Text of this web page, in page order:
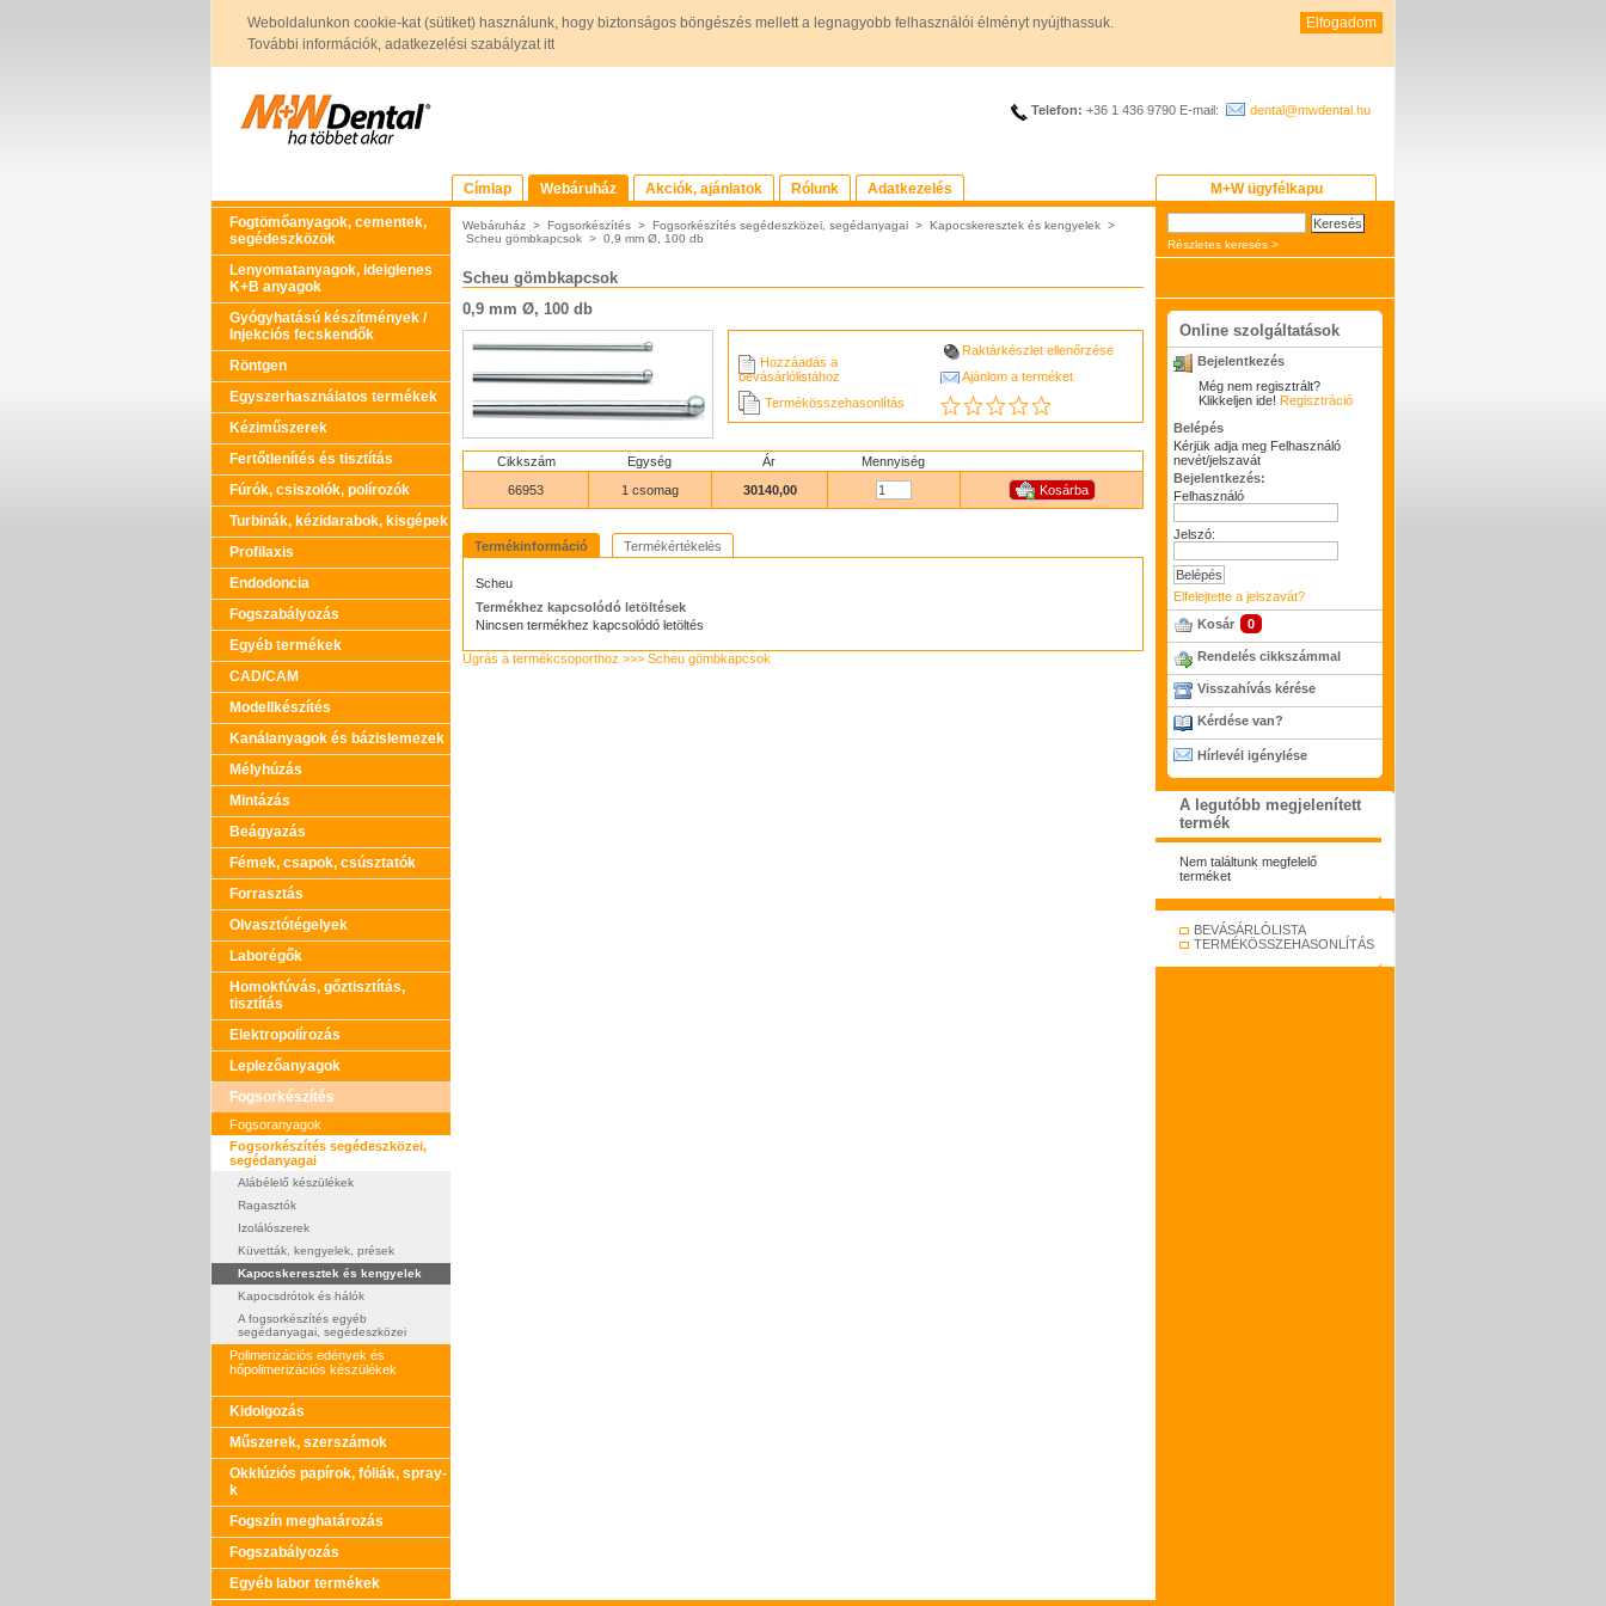
Weboldalunkon cookie-kat (sütiket) használunk, hogy biztonságos böngészés mellett a legnagyobb felhasználói élményt nyújthassuk.
További információk, adatkezelési szabályzat itt
Elfogadom
Telefon: +36 1 436 9790 E-mail: dental@mwdental.hu
Címlap Webáruház Akciók, ajánlatok Rólunk Adatkezelés
M+W ügyfélkapu
Fogtömőanyagok, cementek,
segédeszközök
Lenyomatanyagok, ideiglenes
K+B anyagok
Gyógyhatású készítmények /
Injekciós fecskendők
Röntgen
Egyszerhasználatos termékek
Kéziműszerek
Fertőtlenítés és tisztítás
Fúrók, csiszolók, polírozók
Turbinák, kézidarabok, kisgépek
Profilaxis
Endodoncia
Fogszabályozás
Egyéb termékek
CAD/CAM
Modellkészítés
Kanálanyagok és bázislemezek
Mélyhúzás
Mintázás
Beágyazás
Fémek, csapok, csúsztatók
Forrasztás
Olvasztótégelyek
Laborégők
Homokfúvás, gőztisztítás,
tisztítás
Elektropolírozás
Leplezőanyagok
Fogsorkészítés
Fogsoranyagok
Fogsorkészítés segédeszközei,
segédanyagai
Alábélelő készülékek
Ragasztók
Izolálószerek
Küvetták, kengyelek, prések
Kapocskeresztek és kengyelek
Kapocsdrótok és hálók
A fogsorkészítés egyéb
segédanyagai, segédeszközei
Polimerizációs edények és
hőpolimerizációs készülékek
Kidolgozás
Műszerek, szerszámok
Okklúziós papírok, fóliák, spray-
k
Fogszín meghatározás
Fogszabályozás
Egyéb labor termékek
Webáruház > Fogsorkészítés > Fogsorkészítés segédeszközei, segédanyagai > Kapocskeresztek és kengyelek >
Scheu gömbkapcsok > 0,9 mm Ø, 100 db
Scheu gömbkapcsok
0,9 mm Ø, 100 db
Hozzáadás a
bevásárlólistához
Termékösszehasonlítás
Raktárkészlet ellenőrzése
Ajánlom a terméket
Cikkszám Egység Ár
Mennyiség
66953
1 csomag 30140,00
Termékinformáció Termékértékelés
Scheu
Termékhez kapcsolódó letöltések
Nincsen termékhez kapcsolódó letöltés
Ugrás a termékcsoporthoz >>> Scheu gömbkapcsok
Részletes keresés >
Online szolgáltatások
Bejelentkezés
Még nem regisztrált?
Klikkeljen ide! Regisztráció
Belépés
Kérjük adja meg Felhasználó
nevét/jelszavát
Bejelentkezés:
Felhasználó
Jelszó:
Elfelejtette a jelszavát?
Kosár
0
Rendelés cikkszámmal
Visszahívás kérése
Kérdése van?
Hírlevél igénylése
A legutóbb megjelenített
termék
Nem találtunk megfelelő
terméket
BEVÁSÁRLÓLISTA
TERMÉKÖSSZEHASONLÍTÁS